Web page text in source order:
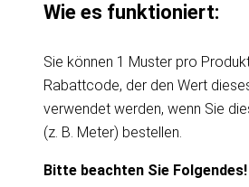
Wie es funktioniert:
Sie können 1 Muster pro
Rabattcode, der den Wert
verwendet werden, wenn Sie
(z. B. Meter) bestellen.
Bitte beachten Sie